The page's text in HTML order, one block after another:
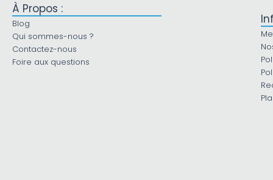
À Propos :
Blog
Qui sommes-nous ?
Contactez-nous
Foire aux questions